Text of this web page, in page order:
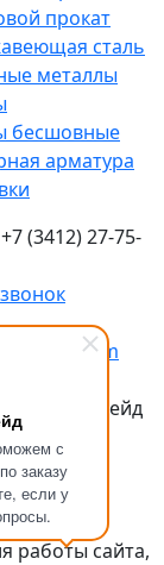
с
заказу
если у
прокат
сталь
металлы
бесшовные
арматура
(3412) 27-75-
Сталь Трейд
ценам
работы сайта,